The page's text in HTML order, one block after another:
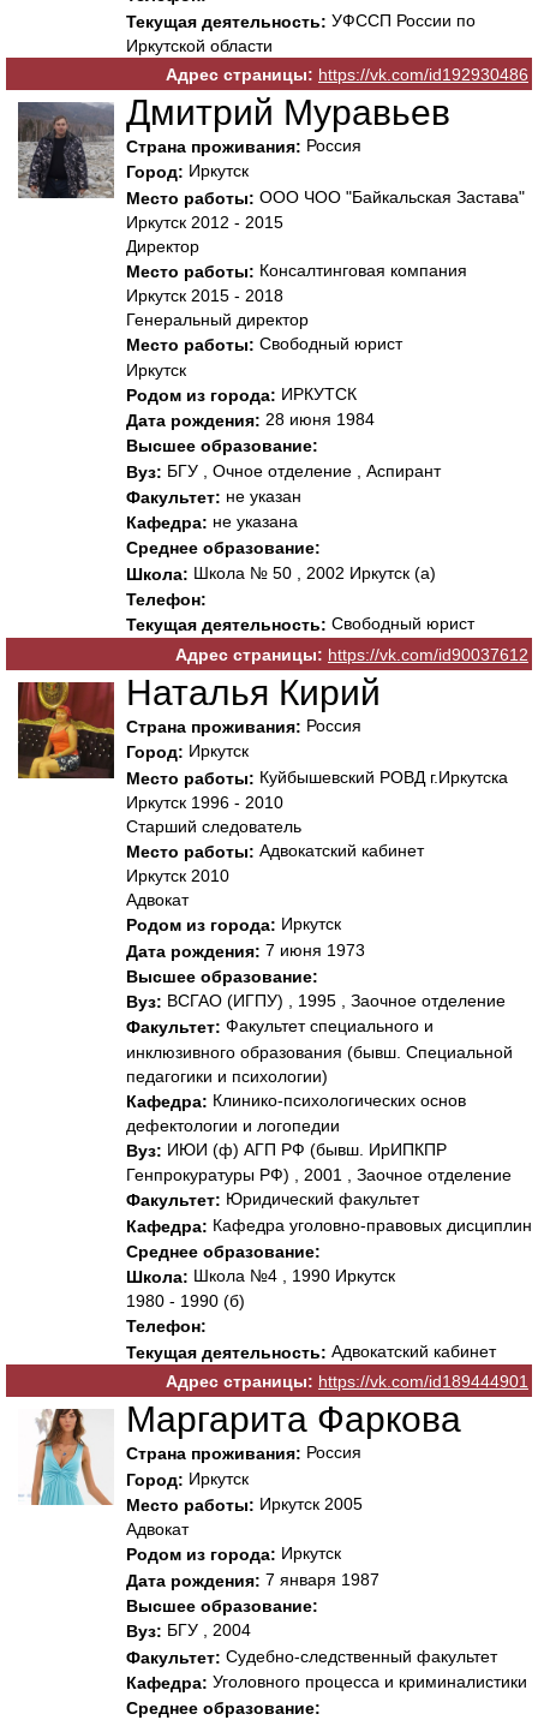
Текущая деятельность: УФССП России по
Иркутской области
Адрес страницы: https://vk.com/id192930486
Дмитрий Муравьев
Страна проживания: Россия
Город: Иркутск
Место работы: ООО ЧОО "Байкальская Застава"
Иркутск 2012 - 2015
Директор
Место работы: Консалтинговая компания
Иркутск 2015 - 2018
Генеральный директор
Место работы: Свободный юрист
Иркутск
Родом из города: ИРКУТСК
Дата рождения: 28 июня 1984
Высшее образование:
Вуз: БГУ , Очное отделение , Аспирант
Факультет: не указан
Кафедра: не указана
Среднее образование:
Школа: Школа № 50 , 2002 Иркутск (а)
Телефон:
Текущая деятельность: Свободный юрист
Адрес страницы: https://vk.com/id90037612
Наталья Кирий
Страна проживания: Россия
Город: Иркутск
Место работы: Куйбышевский РОВД г.Иркутска
Иркутск 1996 - 2010
Старший следователь
Место работы: Адвокатский кабинет
Иркутск 2010
Адвокат
Родом из города: Иркутск
Дата рождения: 7 июня 1973
Высшее образование:
Вуз: ВСГАО (ИГПУ) , 1995 , Заочное отделение
Факультет: Факультет специального и
инклюзивного образования (бывш. Специальной
педагогики и психологии)
Кафедра: Клинико-психологических основ
дефектологии и логопедии
Вуз: ИЮИ (ф) АГП РФ (бывш. ИрИПКПР
Генпрокуратуры РФ) , 2001 , Заочное отделение
Факультет: Юридический факультет
Кафедра: Кафедра уголовно-правовых дисциплин
Среднее образование:
Школа: Школа №4 , 1990 Иркутск
1980 - 1990 (б)
Телефон:
Текущая деятельность: Адвокатский кабинет
Адрес страницы: https://vk.com/id189444901
Маргарита Фаркова
Страна проживания: Россия
Город: Иркутск
Место работы: Иркутск 2005
Адвокат
Родом из города: Иркутск
Дата рождения: 7 января 1987
Высшее образование:
Вуз: БГУ , 2004
Факультет: Судебно-следственный факультет
Кафедра: Уголовного процесса и криминалистики
Среднее образование: